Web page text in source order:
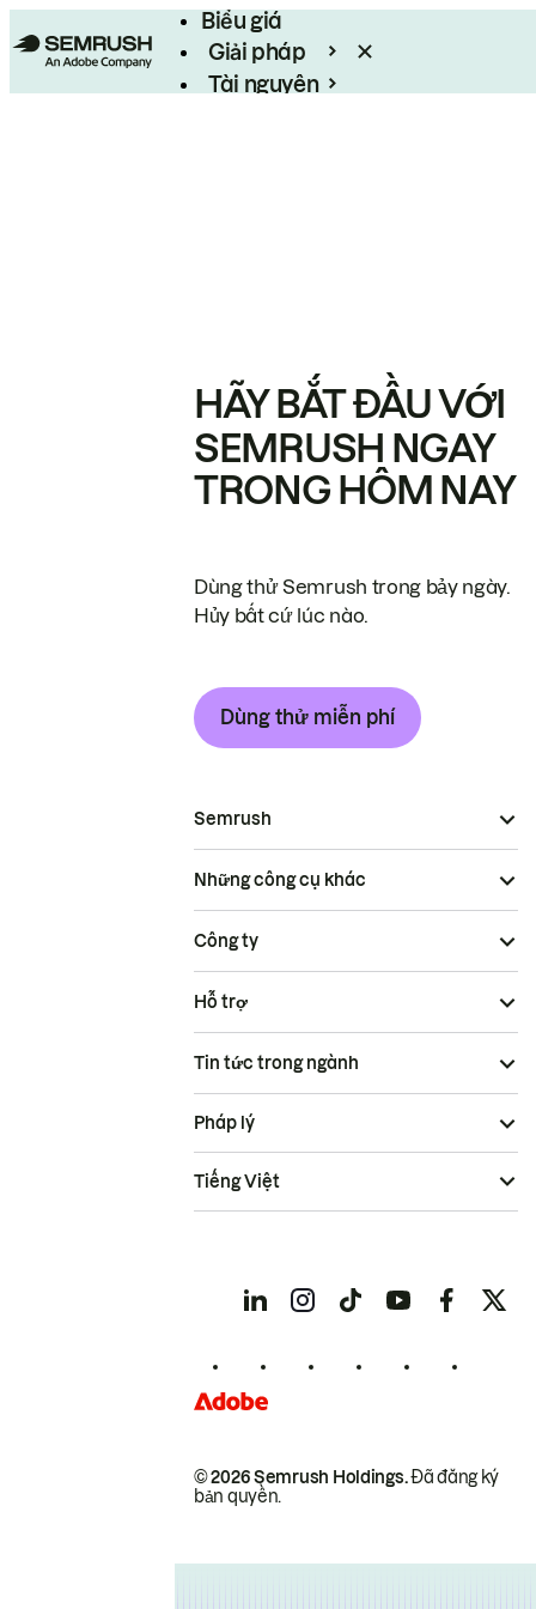
Biểu giá
Giải pháp
Tài nguyên
HÃY BẮT ĐẦU VỚI
SEMRUSH NGAY
TRONG HÔM NAY
Dùng thử Semrush trong bảy ngày.
Hủy bất cứ lúc nào.
Dùng thử miễn phí
Semrush
Những công cụ khác
Công ty
Hỗ trợ
Tin tức trong ngành
© 2026 Semrush Holdings.Đã đăng ký
bản quyền.
Pháp lý
Tiếng Việt